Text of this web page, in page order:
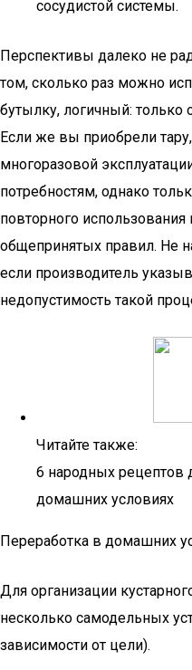
сосудистой системы.
Перспективы далеко не
том, сколько раз можно
бутылку, логичный: только
Если же вы приобрели
многоразовой
потребностям, однако
повторного использования
общепринятых правил. Не
если производитель
недопустимость такой
Читайте также:
6 народных рецептов
домашних условиях
Переработка в домашних
Для организации
несколько самодельных
зависимости от цели).